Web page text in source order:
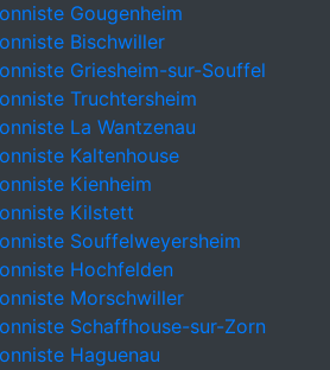
Gougenheim
Bischwiller
Griesheim-sur-Souffel
Truchtersheim
La Wantzenau
Kaltenhouse
Kienheim
Kilstett
Souffelweyersheim
Hochfelden
Morschwiller
Schaffhouse-sur-Zorn
Haguenau